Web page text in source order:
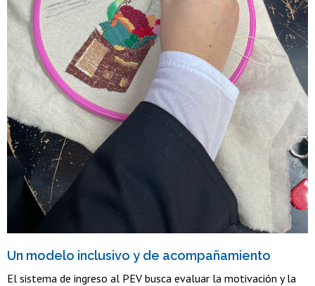
Un modelo inclusivo y de acompañamiento
El sistema de ingreso al PEV busca evaluar la motivación y la